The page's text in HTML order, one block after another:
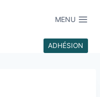
MENU
ADHÉSION